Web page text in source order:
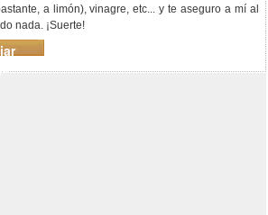
a limón), vinagre, etc... y te aseguro a mí al
nada. ¡Suerte!